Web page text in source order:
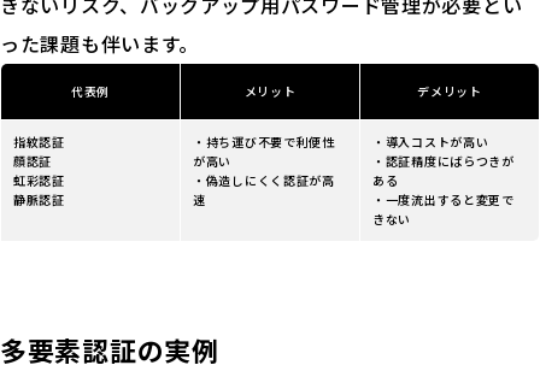
った課題も伴います。
代表例 メリット デメリット
指紋認証
顔認証
虹彩認証
静脈認証
・持ち運び不要で利便性
が高い
・偽造しにくく認証が高
速
・導入コストが高い
・認証精度にばらつきが
ある
・一度流出すると変更で
きない
多要素認証の実例